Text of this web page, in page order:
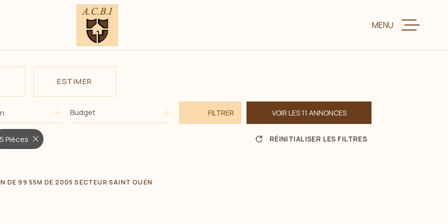
MENU
PRO
ESTIMER
Budget FILTRER VOIR LES11 ANNONCES
5 Pièces RÉINITIALISER LES FILTRES
DE 99 55M DE 2005 SECTEUR SAINT OUEN